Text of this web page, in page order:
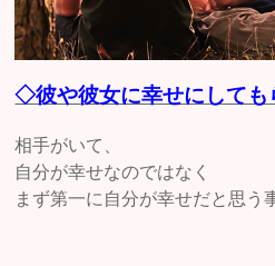
◇彼や彼女に幸せにしても
相手がいて、
自分が幸せなのではなく
まず第一に自分が幸せだと思う